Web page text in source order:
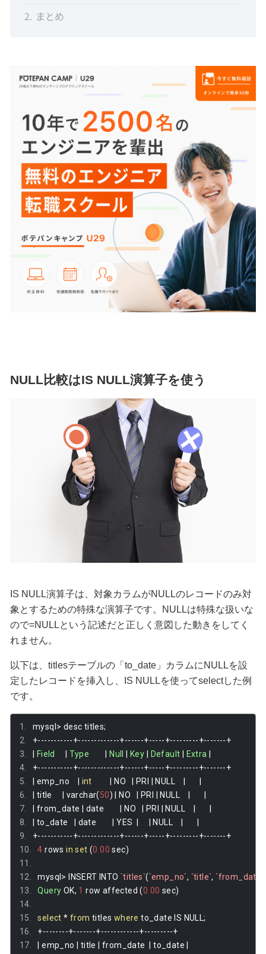
2 まとめ
NULL比較はIS NULL演算子を使う
IS NULL演算子は、対象カラムがNULLのレコードのみ対
象とするための特殊な演算子です。NULLは特殊な扱いな
ので=NULLという記述だと正しく意図した動きをしてく
れません。
以下は、titlesテーブルの「to_date」カラムにNULLを設
定したレコードを挿入し、IS NULLを使ってselectした例
です。
mysql > desc titles;
+-----------+-------------+------+-----+---------+-------+
Field Type Null Key Default Extra
+-----------+-------------+------+-----+---------+-------+
emp_no int NO PRI NULL
title varchar(50) NO PRI NULL
from_date date NO PRI NULL
to_date date YES NULL
+-----------+-------------+------+-----+---------+-------+
4 rows in set (0.00 sec)
mysql > INSERT INTO `titles`(`emp_no`, `title`, `from_date`
Query OK, 1 row affected (0.00 sec)
select * from titles where to_date IS NULL;
+--------+-------+------------+---------+
emp_no title from_date to_date